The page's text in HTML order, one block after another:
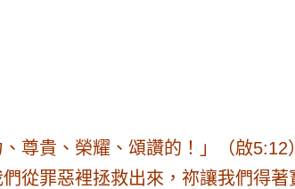
尊貴、榮耀、頌讚的！」（啟5:12
從罪惡裡拯救出來，祢讓我們得著